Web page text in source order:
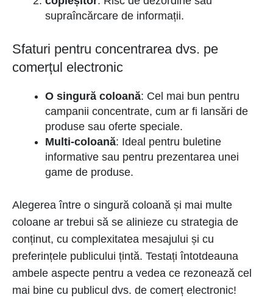
supraîncărcare de informații.
Sfaturi pentru concentrarea dvs. pe
comerțul electronic
O singură coloană: Cel mai bun pentru
campanii concentrate, cum ar fi lansări de
produse sau oferte speciale.
Multi-coloană: Ideal pentru buletine
informative sau pentru prezentarea unei
game de produse.
Alegerea între o singură coloană și mai multe
coloane ar trebui să se alinieze cu strategia de
conținut, cu complexitatea mesajului și cu
preferințele publicului țintă. Testați întotdeauna
ambele aspecte pentru a vedea ce rezonează cel
mai bine cu publicul dvs. de comerț electronic!